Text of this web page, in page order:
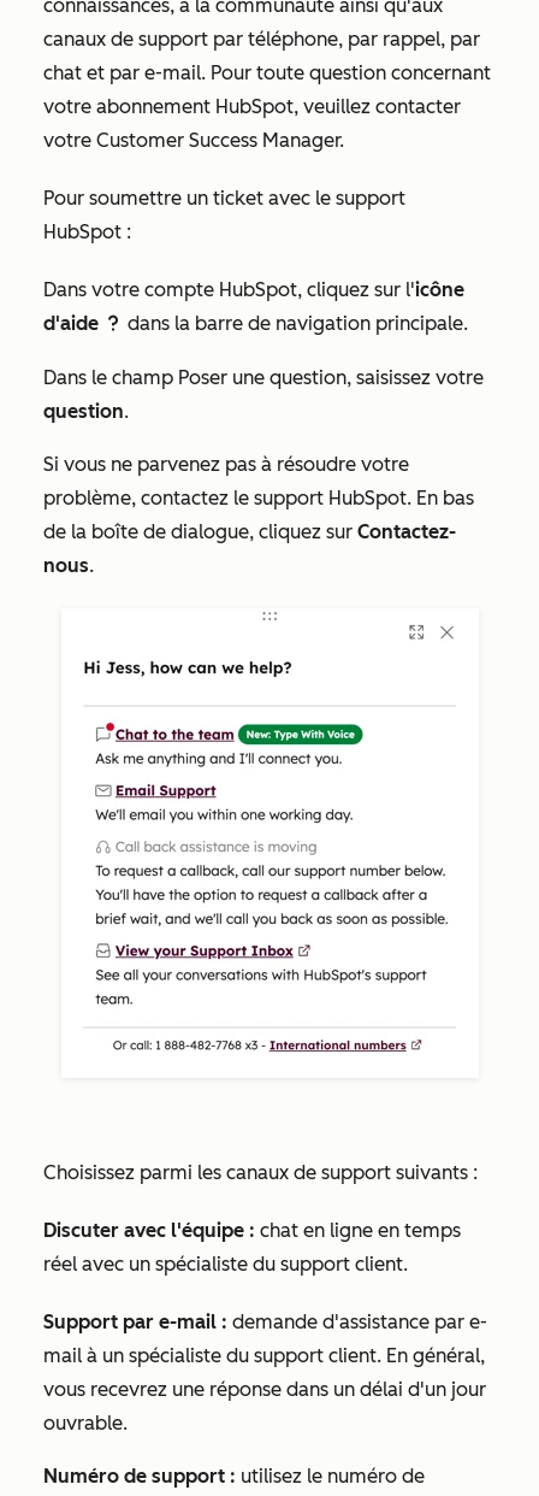
connaissances, à la communauté ainsi qu'aux
canaux de support par téléphone, par rappel, par
chat et par e-mail. Pour toute question concernant
votre abonnement HubSpot, veuillez contacter
votre Customer Success Manager.
Pour soumettre un ticket avec le support
HubSpot :
Dans votre compte HubSpot, cliquez sur l'icône
d'aide question dans la barre de navigation principale.
Dans le champ Poser une question, saisissez votre
question.
Si vous ne parvenez pas à résoudre votre
problème, contactez le support HubSpot. En bas
de la boîte de dialogue, cliquez sur Contactez-
nous.
Choisissez parmi les canaux de support suivants :
Discuter avec l'équipe : chat en ligne en temps
réel avec un spécialiste du support client.
Support par e-mail : demande d'assistance par e-
mail à un spécialiste du support client. En général,
vous recevrez une réponse dans un délai d'un jour
ouvrable.
Numéro de support : utilisez le numéro de